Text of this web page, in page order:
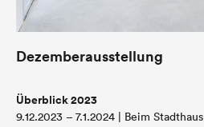
Dezemberausstellung
Überblick 2023
9.12.2023 – 7.1.2024 | Beim Stadthaus